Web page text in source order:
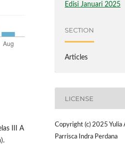
III A
Edisi Januari 2025
SECTION
Articles
LICENSE
Copyright (c) 2025 Yulia
Parrisca Indra Perdana